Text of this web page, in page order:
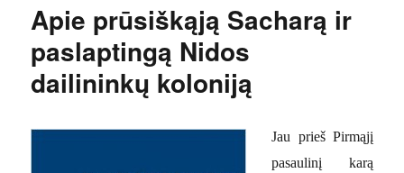
Apie prūsiškąją Sacharą ir
paslaptingą Nidos
dailininkų koloniją
Jau prieš Pirmąjį
pasaulinį karą